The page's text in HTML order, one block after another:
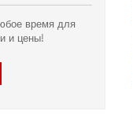
время для
и цены!